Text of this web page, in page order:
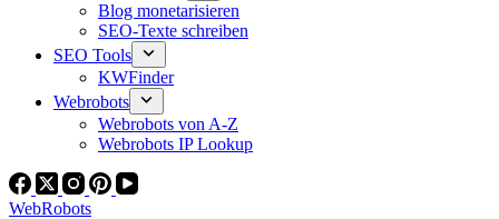
Blog monetarisieren
SEO-Texte schreiben
SEO Tools
KWFinder
Webrobots
Webrobots von A-Z
Webrobots IP Lookup
WebRobots